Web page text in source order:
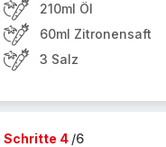
210ml Öl
60ml Zitronensaft
3 Salz
Schritte 4 /6